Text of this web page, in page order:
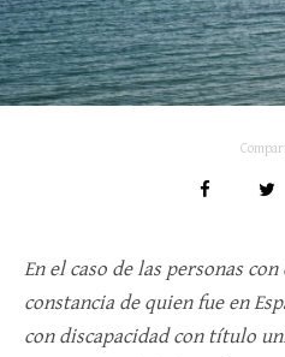
En el caso de las personas
constancia de quien fue en
con discapacidad con título